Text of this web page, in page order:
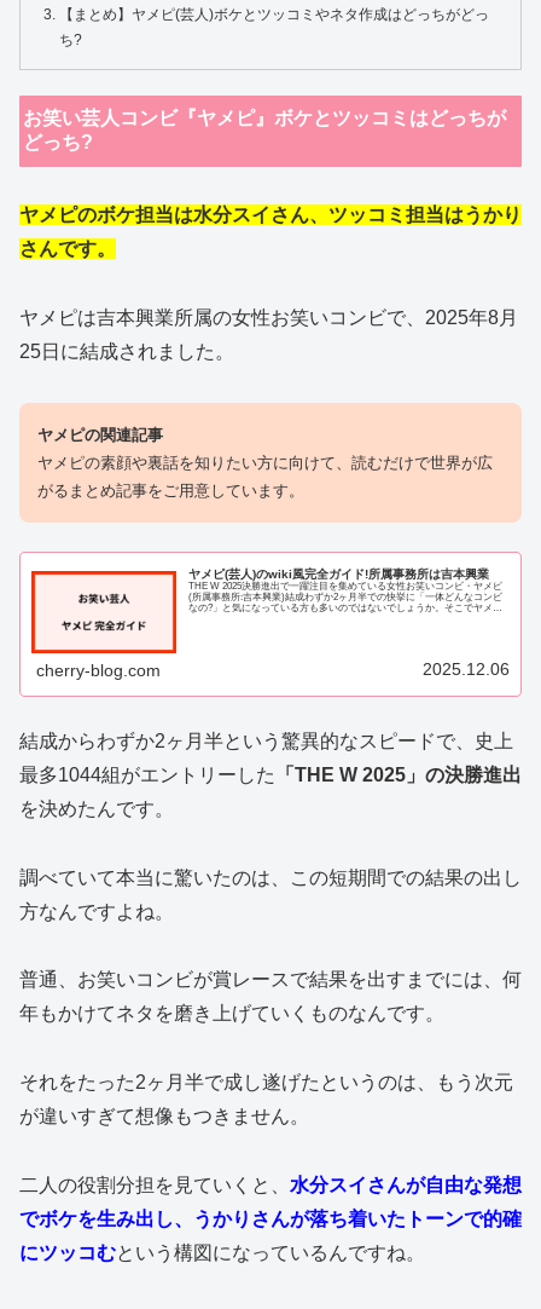
【まとめ】ヤメピ(芸人)ボケとツッコミやネタ作成はどっちがどっ
ち?
お笑い芸人コンビ『ヤメピ』ボケとツッコミはどっちが
どっち?
ヤメピのボケ担当は水分スイさん、ツッコミ担当はうかり
さんです。
ヤメピは吉本興業所属の女性お笑いコンビで、2025年8月
25日に結成されました。
ヤメピの関連記事
ヤメピの素顔や裏話を知りたい方に向けて、読むだけで世界が広
がるまとめ記事をご用意しています。
ヤメピ(芸人)のwiki風完全ガイド!所属事務所は吉本興業
THE W 2025決勝進出で一躍注目を集めている女性お笑いコンビ・ヤメピ
(所属事務所:吉本興業)結成わずか2ヶ月半での快挙に「一体どんなコンビ
なの?」と気になっている方も多いのではないでしょうか。そこでヤメピ
cherry-blog.com 2025.12.06
結成からわずか2ヶ月半という驚異的なスピードで、史上
最多1044組がエントリーした
「THE W 2025」の決勝進出
を決めたんです。
調べていて本当に驚いたのは、この短期間での結果の出し
方なんですよね。
普通、お笑いコンビが賞レースで結果を出すまでには、何
年もかけてネタを磨き上げていくものなんです。
それをたった2ヶ月半で成し遂げたというのは、もう次元
が違いすぎて想像もつきません。
二人の役割分担を見ていくと、 水分スイさんが自由な発想
でボケを生み出し、うかりさんが落ち着いたトーンで的確
にツッコむという構図になっているんですね。